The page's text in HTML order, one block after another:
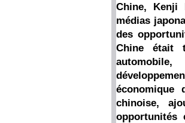
Chine, Kenji
médias
des
Chine était
économique
chinoise,
opportunités